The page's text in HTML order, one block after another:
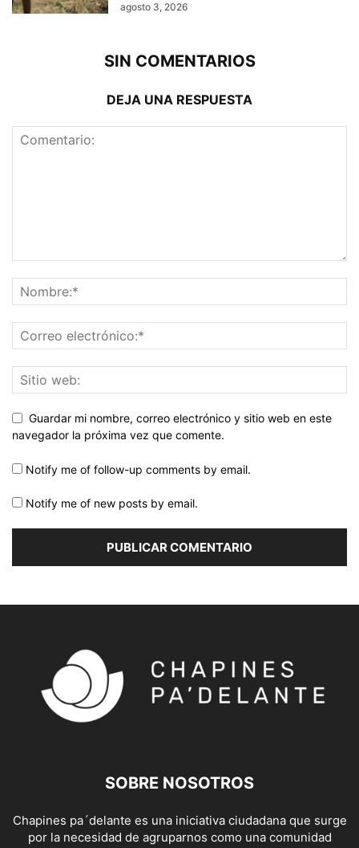
agosto 3, 2026
SIN COMENTARIOS
DEJA UNA RESPUESTA
Guardar mi nombre, correo electrónico y sitio web en este
navegador la próxima vez que comente.
Notify me of follow-up comments by email.
Notify me of new posts by email.
SOBRE NOSOTROS
Chapines pa´delante es una iniciativa ciudadana que surge
por la necesidad de agruparnos como una comunidad